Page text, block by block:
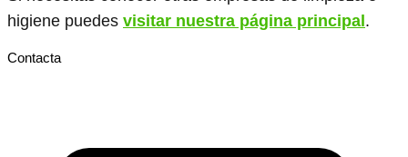
higiene puedes visitar nuestra página principal .
Contacta